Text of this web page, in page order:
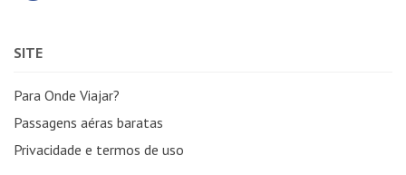
SITE
Para Onde Viajar?
Passagens aéras baratas
Privacidade e termos de uso